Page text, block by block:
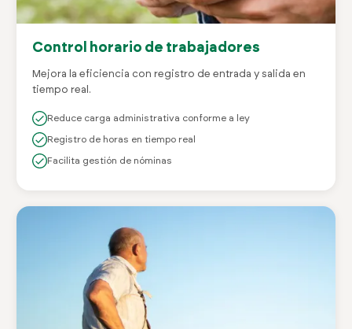
Control horario de trabajadores
Mejora la eficiencia con registro de entrada y salida en
tiempo real.
Reduce carga administrativa conforme a ley
Registro de horas en tiempo real
Facilita gestión de nóminas